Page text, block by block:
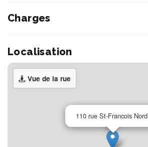
Charges
Localisation
Vue de la rue
110 rue St-Francois Nord